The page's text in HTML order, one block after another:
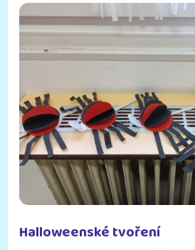
Halloweenské tvoření